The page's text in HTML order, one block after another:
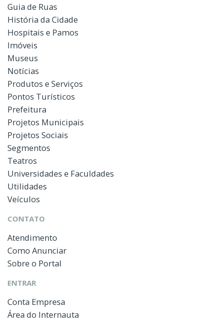
Guia de Ruas
História da Cidade
Hospitais e Pamos
Imóveis
Museus
Notícias
Produtos e Serviços
Pontos Turísticos
Prefeitura
Projetos Municipais
Projetos Sociais
Segmentos
Teatros
Universidades e Faculdades
Utilidades
Veículos
CONTATO
Atendimento
Como Anunciar
Sobre o Portal
ENTRAR
Conta Empresa
Área do Internauta